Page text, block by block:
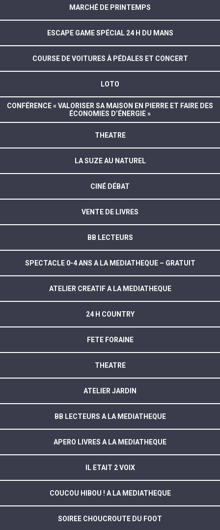
MARCHÉ DE PRINTEMPS
ESCAPE GAME SPÉCIAL 24 H DU MANS
COURSE DE VOITURES À PÉDALES ET CONCERT
LOTO
CONFÉRENCE « VALORISER SA MAISON EN PIERRE ET FAIRE DES
ÉCONOMIES D’ÉNERGIE »
THEATRE
LA SUZE AU NATUREL
CINÉ DÉBAT
VENTE DE LIVRES
BB LECTEURS
SPECTACLE 0-4 ANS A LA MEDIATHEQUE – GRATUIT
ATELIER CREATIF A LA MEDIATHEQUE
24 H COUNTRY
FETE FORAINE
THEATRE
ATELIER JARDIN
BB LECTEURS A LA MEDIATHEQUE
APERO LIVRES A LA MEDIATHEQUE
IL ETAIT 2 VOIX
COUCOU HIBOU ! A LA MEDIATHEQUE
SOIREE CHOUCROUTE DU FOOT